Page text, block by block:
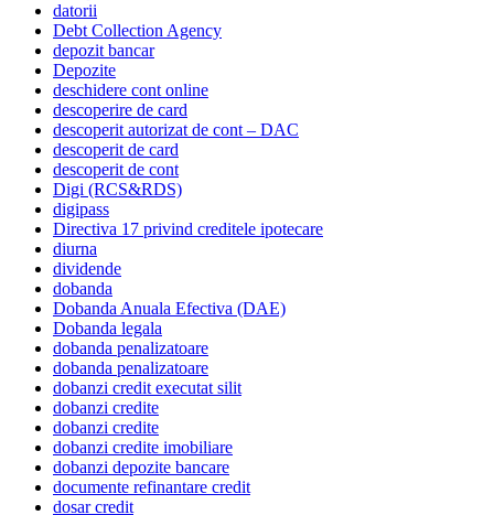
datorii
Debt Collection Agency
depozit bancar
Depozite
deschidere cont online
descoperire de card
descoperit autorizat de cont – DAC
descoperit de card
descoperit de cont
Digi (RCS&RDS)
digipass
Directiva 17 privind creditele ipotecare
diurna
dividende
dobanda
Dobanda Anuala Efectiva (DAE)
Dobanda legala
dobanda penalizatoare
dobanda penalizatoare
dobanzi credit executat silit
dobanzi credite
dobanzi credite
dobanzi credite imobiliare
dobanzi depozite bancare
documente refinantare credit
dosar credit